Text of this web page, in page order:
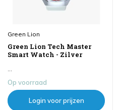
Green Lion
Green Lion Tech Master
Smart Watch - Zilver
Op voorraad
Login voor prijzen